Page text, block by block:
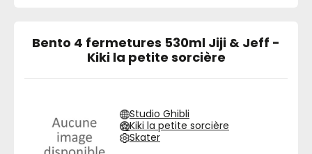
Bento 4 fermetures 530ml Jiji & Jeff -
Kiki la petite sorcière
Studio Ghibli
Kiki la petite sorcière
Skater